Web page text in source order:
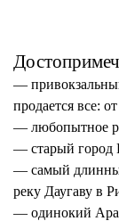
—
продается все:
— любопытное
— старый город
— самый
реку Даугаву в
— одинокий